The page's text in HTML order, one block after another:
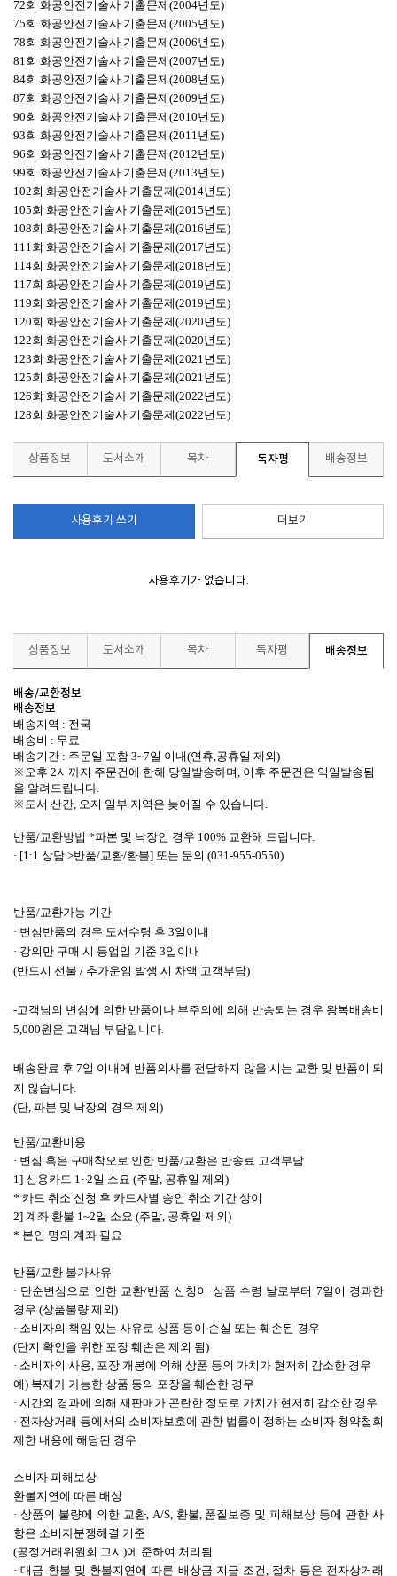
72회 화공안전기술사 기출문제(2004년도)
75회 화공안전기술사 기출문제(2005년도)
78회 화공안전기술사 기출문제(2006년도)
81회 화공안전기술사 기출문제(2007년도)
84회 화공안전기술사 기출문제(2008년도)
87회 화공안전기술사 기출문제(2009년도)
90회 화공안전기술사 기출문제(2010년도)
93회 화공안전기술사 기출문제(2011년도)
96회 화공안전기술사 기출문제(2012년도)
99회 화공안전기술사 기출문제(2013년도)
102회 화공안전기술사 기출문제(2014년도)
105회 화공안전기술사 기출문제(2015년도)
108회 화공안전기술사 기출문제(2016년도)
111회 화공안전기술사 기출문제(2017년도)
114회 화공안전기술사 기출문제(2018년도)
117회 화공안전기술사 기출문제(2019년도)
119회 화공안전기술사 기출문제(2019년도)
120회 화공안전기술사 기출문제(2020년도)
122회 화공안전기술사 기출문제(2020년도)
123회 화공안전기술사 기출문제(2021년도)
125회 화공안전기술사 기출문제(2021년도)
126회 화공안전기술사 기출문제(2022년도)
128회 화공안전기술사 기출문제(2022년도)
상품정보 도서소개 목차 독자평 배송정보
사용후기 쓰기 더보기
사용후기가 없습니다.
상품정보 도서소개 목차 독자평 배송정보
배송/교환정보
배송정보
배송지역 : 전국
배송비 : 무료
배송기간 : 주문일 포함 3~7일 이내(연휴,공휴일 제외)
※오후 2시까지 주문건에 한해 당일발송하며, 이후 주문건은 익일발송됨
을 알려드립니다.
※도서 산간, 오지 일부 지역은 늦어질 수 있습니다.
반품/교환방법 *파본 및 낙장인 경우 100% 교환해 드립니다.
· [1:1 상담 >반품/교환/환불] 또는 문의 (031-955-0550)
반품/교환가능 기간
· 변심반품의 경우 도서수령 후 3일이내
· 강의만 구매 시 등업일 기준 3일이내
(반드시 선불 / 추가운임 발생 시 차액 고객부담)
-고객님의 변심에 의한 반품이나 부주의에 의해 반송되는 경우 왕복배송비
5,000원은 고객님 부담입니다.
배송완료 후 7일 이내에 반품의사를 전달하지 않을 시는 교환 및 반품이 되
지 않습니다.
(단, 파본 및 낙장의 경우 제외)
반품/교환비용
· 변심 혹은 구매착오로 인한 반품/교환은 반송료 고객부담
1] 신용카드 1~2일 소요 (주말, 공휴일 제외)
* 카드 취소 신청 후 카드사별 승인 취소 기간 상이
2] 계좌 환불 1~2일 소요 (주말, 공휴일 제외)
* 본인 명의 계좌 필요
반품/교환 불가사유
· 단순변심으로 인한 교환/반품 신청이 상품 수령 날로부터 7일이 경과한
경우 (상품불량 제외)
· 소비자의 책임 있는 사유로 상품 등이 손실 또는 훼손된 경우
(단지 확인을 위한 포장 훼손은 제외 됨)
· 소비자의 사용, 포장 개봉에 의해 상품 등의 가치가 현저히 감소한 경우
예) 복제가 가능한 상품 등의 포장을 훼손한 경우
· 시간외 경과에 의해 재판매가 곤란한 정도로 가치가 현저히 감소한 경우
· 전자상거래 등에서의 소비자보호에 관한 법률이 정하는 소비자 청약철회
제한 내용에 해당된 경우
소비자 피해보상
환불지연에 따른 배상
· 상품의 불량에 의한 교환, A/S, 환불, 품질보증 및 피해보상 등에 관한 사
항은 소비자분쟁해결 기준
(공정거래위원회 고시)에 준하여 처리됨
· 대금 환불 및 환불지연에 따른 배상금 지급 조건, 절차 등은 전자상거래